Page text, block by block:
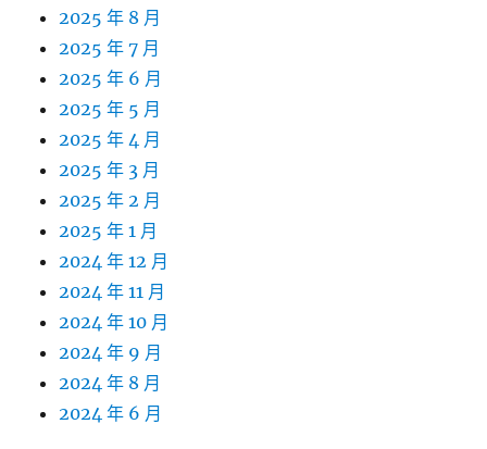
2025 年 8 月
2025 年 7 月
2025 年 6 月
2025 年 5 月
2025 年 4 月
2025 年 3 月
2025 年 2 月
2025 年 1 月
2024 年 12 月
2024 年 11 月
2024 年 10 月
2024 年 9 月
2024 年 8 月
2024 年 6 月